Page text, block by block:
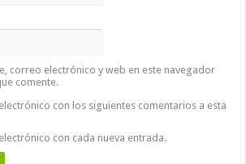
correo electrónico y web en este navegador
comente.
con los siguientes comentarios a esta
con cada nueva entrada.